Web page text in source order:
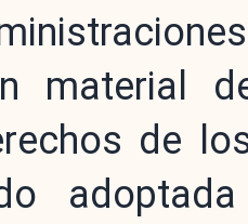
material
de